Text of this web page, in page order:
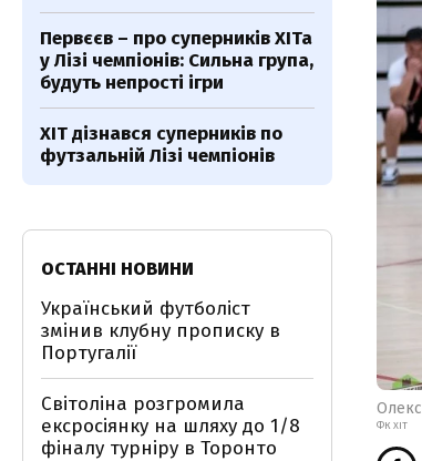
ФК ХІТ
Первєєв – про суперників ХІТа
у Лізі чемпіонів: Сильна група,
будуть непрості ігри
ХІТ дізнався суперників по
футзальній Лізі чемпіонів
ОСТАННІ НОВИНИ
Український футболіст
змінив клубну прописку в
Португалії
Світоліна розгромила
ексросіянку на шляху до 1/8
фіналу турніру в Торонто